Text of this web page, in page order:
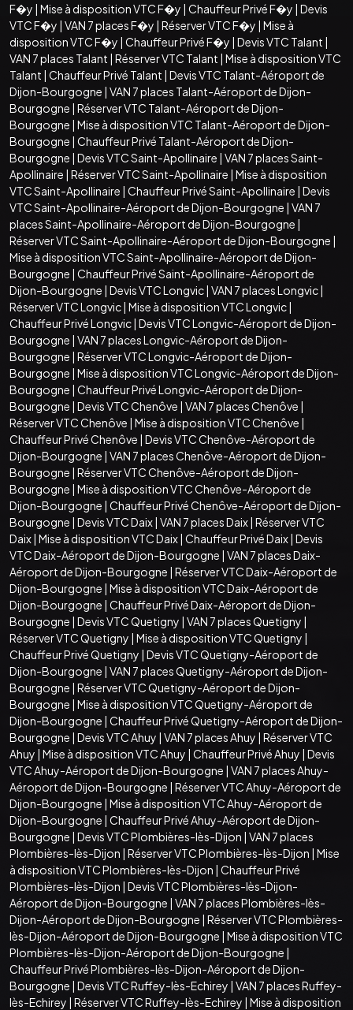
F�y | Mise à disposition VTC F�y | Chauffeur Privé F�y | Devis
VTC F�y | VAN 7 places F�y | Réserver VTC F�y | Mise à
disposition VTC F�y | Chauffeur Privé F�y | Devis VTC Talant |
VAN 7 places Talant | Réserver VTC Talant | Mise à disposition VTC
Talant | Chauffeur Privé Talant | Devis VTC Talant-Aéroport de
Dijon-Bourgogne | VAN 7 places Talant-Aéroport de Dijon-
Bourgogne | Réserver VTC Talant-Aéroport de Dijon-
Bourgogne | Mise à disposition VTC Talant-Aéroport de Dijon-
Bourgogne | Chauffeur Privé Talant-Aéroport de Dijon-
Bourgogne | Devis VTC Saint-Apollinaire | VAN 7 places Saint-
Apollinaire | Réserver VTC Saint-Apollinaire | Mise à disposition
VTC Saint-Apollinaire | Chauffeur Privé Saint-Apollinaire | Devis
VTC Saint-Apollinaire-Aéroport de Dijon-Bourgogne | VAN 7
places Saint-Apollinaire-Aéroport de Dijon-Bourgogne |
Réserver VTC Saint-Apollinaire-Aéroport de Dijon-Bourgogne |
Mise à disposition VTC Saint-Apollinaire-Aéroport de Dijon-
Bourgogne | Chauffeur Privé Saint-Apollinaire-Aéroport de
Dijon-Bourgogne | Devis VTC Longvic| VAN 7 places Longvic|
Réserver VTC Longvic| Mise à disposition VTC Longvic|
Chauffeur Privé Longvic| Devis VTC Longvic-Aéroport de Dijon-
Bourgogne | VAN 7 places Longvic-Aéroport de Dijon-
Bourgogne | Réserver VTC Longvic-Aéroport de Dijon-
Bourgogne | Mise à disposition VTC Longvic-Aéroport de Dijon-
Bourgogne | Chauffeur Privé Longvic-Aéroport de Dijon-
Bourgogne | Devis VTC Chenôve | VAN 7 places Chenôve |
Réserver VTC Chenôve | Mise à disposition VTC Chenôve |
Chauffeur Privé Chenôve | Devis VTC Chenôve-Aéroport de
Dijon-Bourgogne | VAN 7 places Chenôve-Aéroport de Dijon-
Bourgogne | Réserver VTC Chenôve-Aéroport de Dijon-
Bourgogne | Mise à disposition VTC Chenôve-Aéroport de
Dijon-Bourgogne | Chauffeur Privé Chenôve-Aéroport de Dijon-
Bourgogne | Devis VTC Daix| VAN 7 places Daix| Réserver VTC
Daix| Mise à disposition VTC Daix| Chauffeur Privé Daix| Devis
VTC Daix-Aéroport de Dijon-Bourgogne | VAN 7 places Daix-
Aéroport de Dijon-Bourgogne | Réserver VTC Daix-Aéroport de
Dijon-Bourgogne | Mise à disposition VTC Daix-Aéroport de
Dijon-Bourgogne | Chauffeur Privé Daix-Aéroport de Dijon-
Bourgogne | Devis VTC Quetigny | VAN 7 places Quetigny |
Réserver VTC Quetigny | Mise à disposition VTC Quetigny |
Chauffeur Privé Quetigny | Devis VTC Quetigny-Aéroport de
Dijon-Bourgogne | VAN 7 places Quetigny-Aéroport de Dijon-
Bourgogne | Réserver VTC Quetigny-Aéroport de Dijon-
Bourgogne | Mise à disposition VTC Quetigny-Aéroport de
Dijon-Bourgogne | Chauffeur Privé Quetigny-Aéroport de Dijon-
Bourgogne | Devis VTC Ahuy | VAN 7 places Ahuy | Réserver VTC
Ahuy | Mise à disposition VTC Ahuy | Chauffeur Privé Ahuy | Devis
VTC Ahuy-Aéroport de Dijon-Bourgogne | VAN 7 places Ahuy-
Aéroport de Dijon-Bourgogne | Réserver VTC Ahuy-Aéroport de
Dijon-Bourgogne | Mise à disposition VTC Ahuy-Aéroport de
Dijon-Bourgogne | Chauffeur Privé Ahuy-Aéroport de Dijon-
Bourgogne | Devis VTC Plombières-lès-Dijon | VAN 7 places
Plombières-lès-Dijon | Réserver VTC Plombières-lès-Dijon | Mise
à disposition VTC Plombières-lès-Dijon | Chauffeur Privé
Plombières-lès-Dijon | Devis VTC Plombières-lès-Dijon-
Aéroport de Dijon-Bourgogne | VAN 7 places Plombières-lès-
Dijon-Aéroport de Dijon-Bourgogne | Réserver VTC Plombières-
lès-Dijon-Aéroport de Dijon-Bourgogne | Mise à disposition VTC
Plombières-lès-Dijon-Aéroport de Dijon-Bourgogne |
Chauffeur Privé Plombières-lès-Dijon-Aéroport de Dijon-
Bourgogne | Devis VTC Ruffey-lès-Echirey | VAN 7 places Ruffey-
lès-Echirey | Réserver VTC Ruffey-lès-Echirey | Mise à disposition